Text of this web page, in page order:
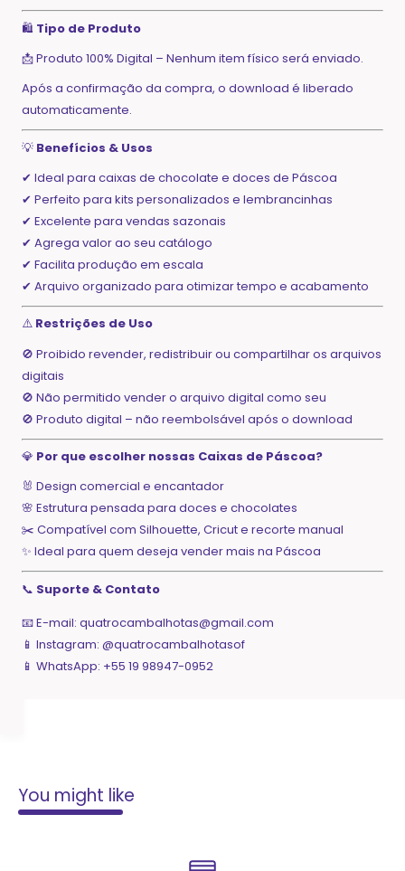
🛍️ Tipo de Produto
📩 Produto 100% Digital – Nenhum item físico será enviado.
Após a confirmação da compra, o download é liberado
automaticamente.
💡 Benefícios & Usos
✔ Ideal para caixas de chocolate e doces de Páscoa
✔ Perfeito para kits personalizados e lembrancinhas
✔ Excelente para vendas sazonais
✔ Agrega valor ao seu catálogo
✔ Facilita produção em escala
✔ Arquivo organizado para otimizar tempo e acabamento
⚠️ Restrições de Uso
🚫 Proibido revender, redistribuir ou compartilhar os arquivos
digitais
🚫 Não permitido vender o arquivo digital como seu
🚫 Produto digital – não reembolsável após o download
💎 Por que escolher nossas Caixas de Páscoa?
🐰 Design comercial e encantador
🌸 Estrutura pensada para doces e chocolates
✂️ Compatível com Silhouette, Cricut e recorte manual
✨ Ideal para quem deseja vender mais na Páscoa
📞 Suporte & Contato
📧 E-mail: quatrocambalhotas@gmail.com
📱 Instagram: @quatrocambalhotasof
📱 WhatsApp: +55 19 98947-0952
You might like